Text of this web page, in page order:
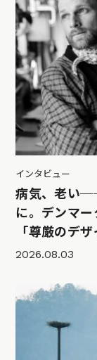
インタビュー
病気、老い
に。デンマー
「尊厳のデザ
2026.08.03